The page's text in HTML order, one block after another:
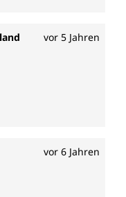
vor 5 Jahren
5 von 5 Sternen
vor 6 Jahren
5 von 5 Sternen